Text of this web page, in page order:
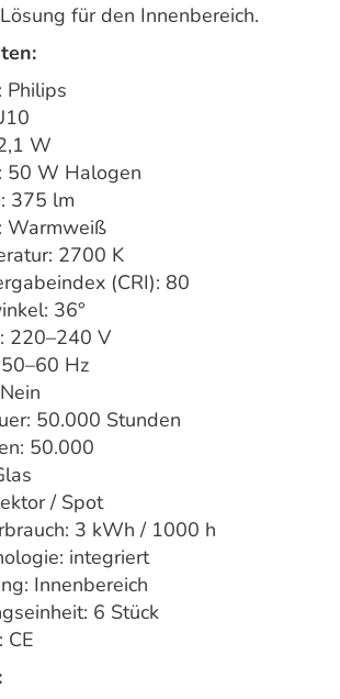
für den Innenbereich.
Philips
W
50 W Halogen
375 lm
Warmweiß
2700 K
(CRI): 80
36°
220–240 V
Hz
50.000 Stunden
50.000
/ Spot
3 kWh / 1000 h
integriert
Innenbereich
6 Stück
CE